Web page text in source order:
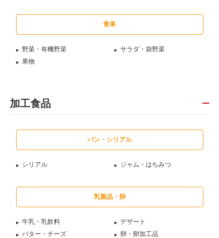
青果
野菜・有機野菜
サラダ・袋野菜
果物
加工食品
パン・シリアル
シリアル ジャム・はちみつ
乳製品・卵
牛乳・乳飲料
デザート
バター・チーズ
卵・卵加工品